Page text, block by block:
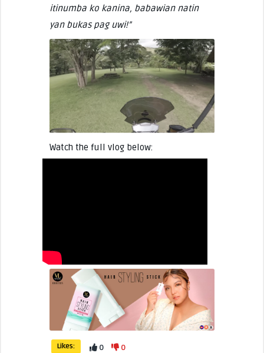
itinumba ko kanina, babawian natin
yan bukas pag uwi!”
Watch the full vlog below:
Likes: 0 0